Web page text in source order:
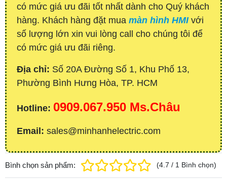
có mức giá ưu đãi tốt nhất dành cho Quý khách
hàng. Khách hàng đặt mua màn hình HMIvới
số lượng lớn xin vui lòng call cho chúng tôi để
có mức giá ưu đãi riêng.
Địa chỉ: Số 20A Đường Số 1, Khu Phố 13,
Phường Bình Hưng Hòa, TP. HCM
Hotline: 0909.067.950 Ms.Châu
Email: sales@minhanhelectric.com
Bình chọn sản phẩm: (4.7 / 1 Bình chọn)